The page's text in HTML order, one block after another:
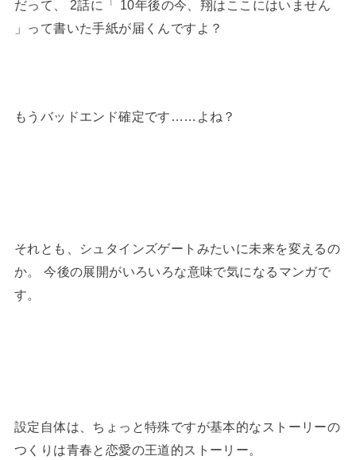
だって、 2話に「 10年後の今、翔はここにはいません
」って書いた手紙が届くんですよ？
もうバッドエンド確定です……よね？
それとも、シュタインズゲートみたいに未来を変えるの
か。 今後の展開がいろいろな意味で気になるマンガで
す。
設定自体は、ちょっと特殊ですが基本的なストーリーの
つくりは青春と恋愛の王道的ストーリー。